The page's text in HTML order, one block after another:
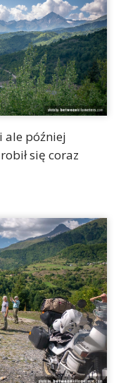
ale później
się coraz